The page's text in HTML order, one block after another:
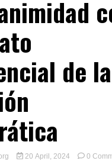
de la
20 April, 2024 0